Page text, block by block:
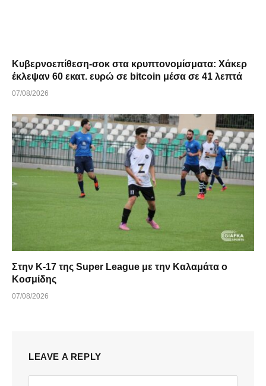
Κυβερνοεπίθεση-σοκ στα κρυπτονομίσματα: Χάκερ
έκλεψαν 60 εκατ. ευρώ σε bitcoin μέσα σε 41 λεπτά
07/08/2026
Στην Κ-17 της Super League με την Καλαμάτα ο
Κοσμίδης
07/08/2026
LEAVE A REPLY